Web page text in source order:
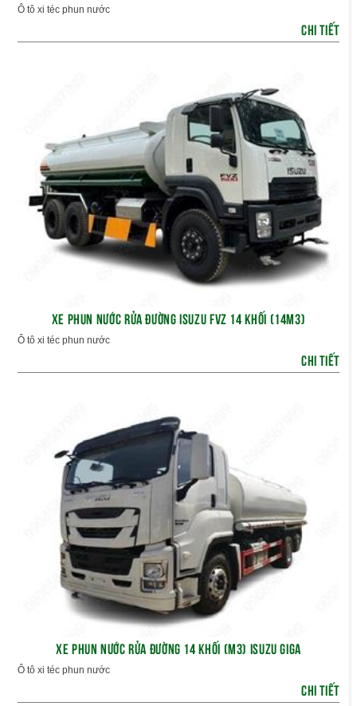
Ô tô xi téc phun nước
CHI TIẾT
XE PHUN NƯỚC RỬA ĐƯỜNG ISUZU FVZ 14 KHỐI (14M3)
Ô tô xi téc phun nước
CHI TIẾT
XE PHUN NƯỚC RỬA ĐƯỜNG 14 KHỐI (M3) ISUZU GIGA
Ô tô xi téc phun nước
CHI TIẾT